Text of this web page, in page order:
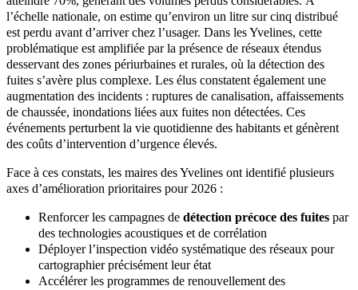
l’échelle nationale, on estime qu’environ un litre sur cinq distribué
est perdu avant d’arriver chez l’usager. Dans les Yvelines, cette
problématique est amplifiée par la présence de réseaux étendus
desservant des zones périurbaines et rurales, où la détection des
fuites s’avère plus complexe. Les élus constatent également une
augmentation des incidents : ruptures de canalisation, affaissements
de chaussée, inondations liées aux fuites non détectées. Ces
événements perturbent la vie quotidienne des habitants et génèrent
des coûts d’intervention d’urgence élevés.
Face à ces constats, les maires des Yvelines ont identifié plusieurs
axes d’amélioration prioritaires pour 2026 :
Renforcer les campagnes de détection précoce des fuites par
des technologies acoustiques et de corrélation
Déployer l’inspection vidéo systématique des réseaux pour
cartographier précisément leur état
Accélérer les programmes de renouvellement des